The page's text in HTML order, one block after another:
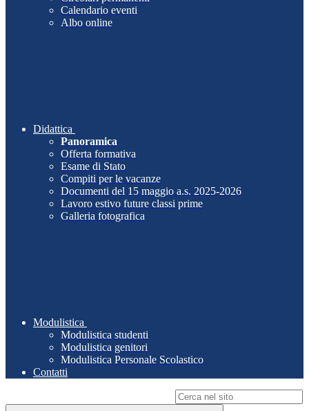
Calendario eventi
Albo online
Didattica
Panoramica
Offerta formativa
Esame di Stato
Compiti per le vacanze
Documenti del 15 maggio a.s. 2025-2026
Lavoro estivo future classi prime
Galleria fotografica
Modulistica
Modulistica studenti
Modulistica genitori
Modulistica Personale Scolastico
Contatti